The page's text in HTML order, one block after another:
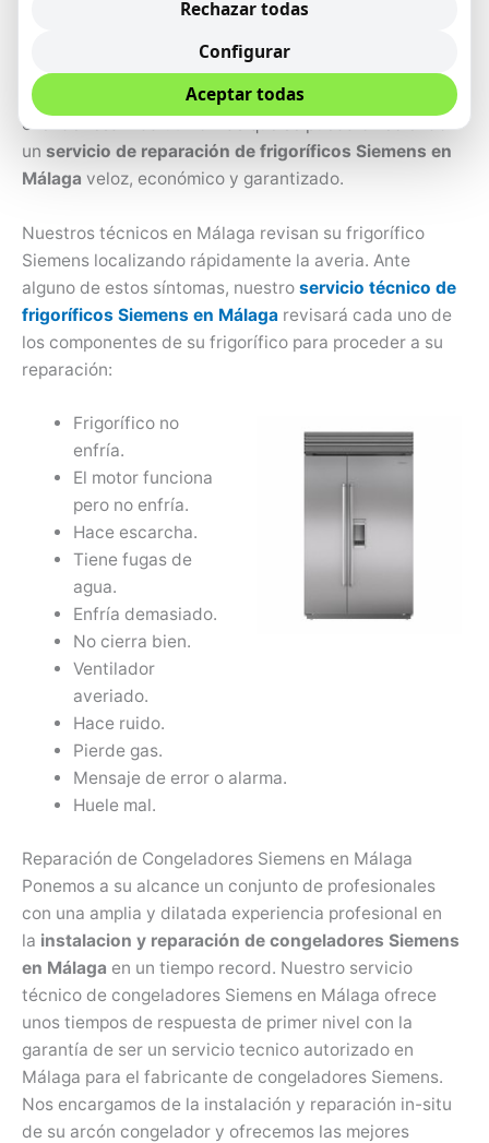
cuente con un frigorífico que conserve los alimentos de
la mejor forma y el mayor tiempo posible, Siemens no
solo se desarrollan altas tecnologías con un periodo de
vida útil, sino además de esto nos encargamos de
exender esa vida útil lo más que se pueda ofreciendo
un servicio de reparación de frigoríficos Siemens en
Málaga veloz, económico y garantizado.
Nuestros técnicos en Málaga revisan su frigorífico
Siemens localizando rápidamente la averia. Ante
alguno de estos síntomas, nuestro servicio técnico de
frigoríficos Siemens en Málaga revisará cada uno de
los componentes de su frigorífico para proceder a su
reparación:
Frigorífico no
enfría.
El motor funciona
pero no enfría.
Hace escarcha.
Tiene fugas de
agua.
Enfría demasiado.
No cierra bien.
Ventilador
averiado.
Hace ruido.
Pierde gas.
Mensaje de error o alarma.
Huele mal.
Reparación de Congeladores Siemens en Málaga
Ponemos a su alcance un conjunto de profesionales
con una amplia y dilatada experiencia profesional en
la instalacion y reparación de congeladores Siemens
en Málaga en un tiempo record. Nuestro servicio
técnico de congeladores Siemens en Málaga ofrece
unos tiempos de respuesta de primer nivel con la
garantía de ser un servicio tecnico autorizado en
Málaga para el fabricante de congeladores Siemens.
Nos encargamos de la instalación y reparación in-situ
de su arcón congelador y ofrecemos las mejores
Rechazar todas
Configurar
Aceptar todas